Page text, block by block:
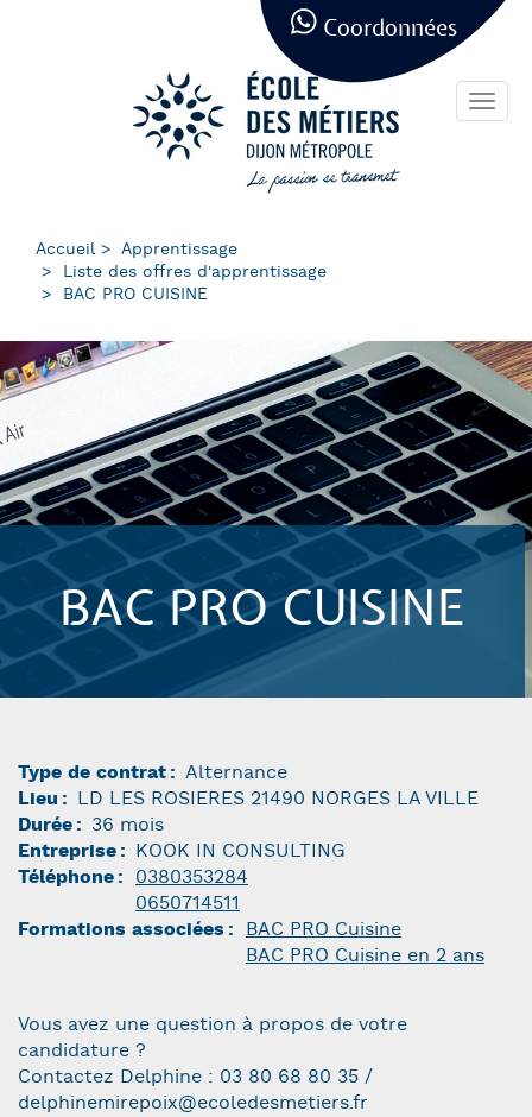
Panneau de gestion des cookies
Coordonnées
Accueil
Apprentissage
Liste des offres d'apprentissage
BAC PRO CUISINE
BAC PRO CUISINE
Type de contrat
Alternance
Lieu
LD LES ROSIERES 21490 NORGES LA VILLE
Durée
36 mois
Entreprise
KOOK IN CONSULTING
Téléphone
0380353284
0650714511
Formations associées
BAC PRO Cuisine
BAC PRO Cuisine en 2 ans
Vous avez une question à propos de votre
candidature ?
Contactez Delphine : 03 80 68 80 35 /
delphinemirepoix@ecoledesmetiers.fr